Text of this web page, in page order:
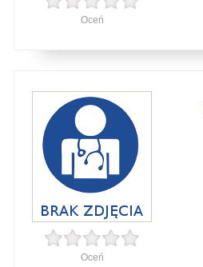
Oceń
Oceń